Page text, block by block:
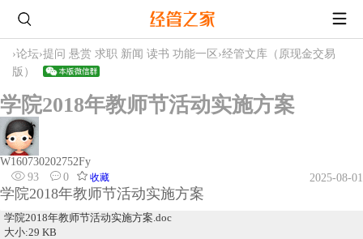
›论坛›提问 悬赏 求职 新闻 读书 功能一区 ›经管文库（原现金交易
版）
学院2018年教师节活动实施方案
W160730202752Fy
93
0 收藏 2025-08-01
学院2018年教师节活动实施方案
学院2018年教师节活动实施方案.doc
大小:29 KB